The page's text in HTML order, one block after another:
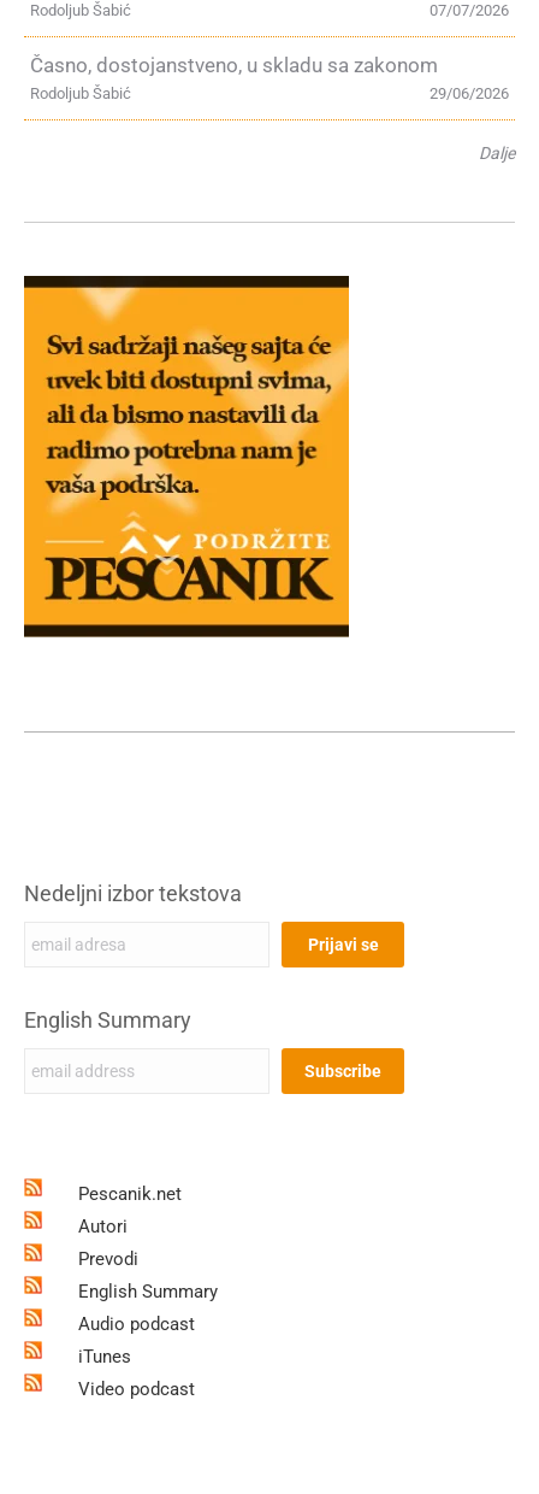
07/07/2026
Rodoljub Šabić
Časno, dostojanstveno, u skladu sa zakonom
29/06/2026
Rodoljub Šabić
Dalje
Nedeljni izbor tekstova
English Summary
Pescanik.net
Autori
Prevodi
English Summary
Audio podcast
iTunes
Video podcast